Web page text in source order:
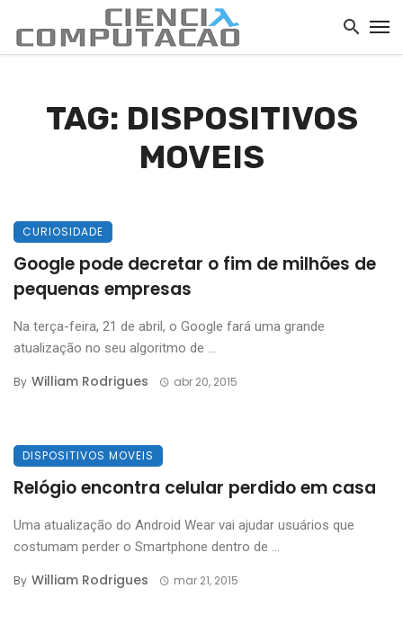
TAG: DISPOSITIVOS
MOVEIS
CURIOSIDADE
Google pode decretar o fim de milhões de
pequenas empresas
Na terça-feira, 21 de abril, o Google fará uma grande
atualização no seu algoritmo de ...
By William Rodrigues abr 20, 2015
DISPOSITIVOS MOVEIS
Relógio encontra celular perdido em casa
Uma atualização do Android Wear vai ajudar usuários que
costumam perder o Smartphone dentro de ...
By William Rodrigues mar 21, 2015